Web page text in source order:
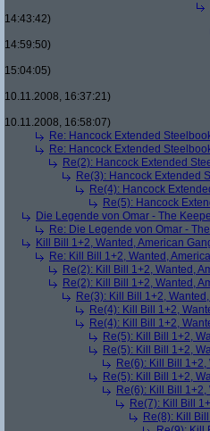
14:43:42)
14:59:50)
15:04:05)
10.11.2008, 16:37:21)
10.11.2008, 16:58:07)
Re: Hancock Extended
Re: Hancock Extended
Re(2): Hancock Extended
Re(3): Hancock Extended
Re(4): Hancock
Re(5): Hancock
Die Legende von Omar - The
Re: Die Legende von Omar -
Kill Bill 1+2, Wanted, American
Re: Kill Bill 1+2, Wanted,
Re(2): Kill Bill 1+2, Wanted,
Re(2): Kill Bill 1+2, Wanted,
Re(3): Kill Bill 1+2,
Re(4): Kill Bill 1+2,
Re(4): Kill Bill 1+2,
Re(5): Kill Bill 1+2,
Re(5): Kill Bill 1+2,
Re(6): Kill Bill
Re(5): Kill Bill 1+2,
Re(6): Kill Bill
Re(7): Kill Bill
Re(8): Kill